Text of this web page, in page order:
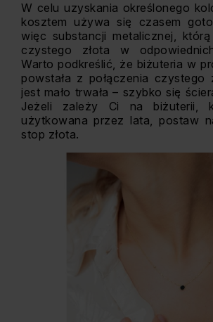
W celu uzyskania określonego
kosztem używa się czasem
więc substancji metalicznej,
czystego złota w
Warto podkreślić, że biżuteria w
powstała z połączenia czystego
jest mało trwała – szybko się
Jeżeli zależy Ci na biżuterii,
użytkowana przez lata, postaw
stop złota.